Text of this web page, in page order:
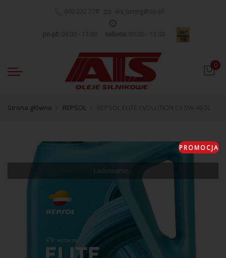
600 232 778 ats_tuning@op.pl
pn-pt: 09:00 - 17:00 sobota: 09:00 - 13:00
0
Strona główna REPSOL
PROMOCJA
Ładowanie...